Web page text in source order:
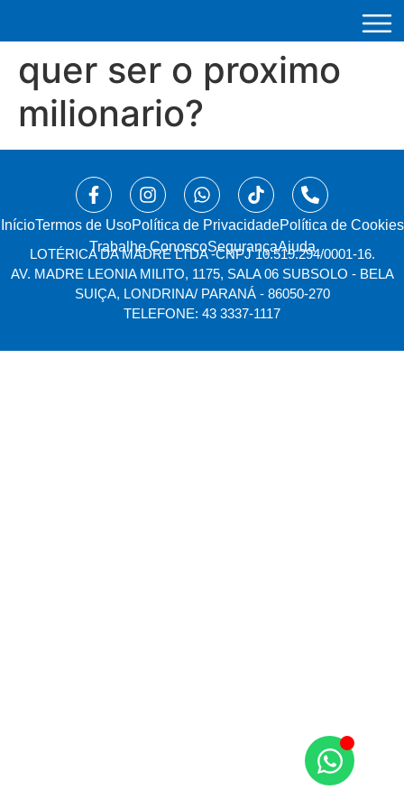
quer ser o proximo
milionario?
Início⁠Termos de UsoPolítica de PrivacidadePolítica de Cookies
Trabalhe ConoscoSegurançaAjuda
LOTÉRICA DA MADRE LTDA -CNPJ 10.519.294/0001-16.
AV. MADRE LEONIA MILITO, 1175, SALA 06 SUBSOLO - BELA
SUIÇA, LONDRINA/ PARANÁ - 86050-270
TELEFONE: 43 3337-1117